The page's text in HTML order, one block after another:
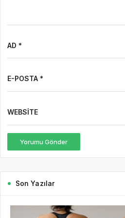
AD *
E-POSTA *
WEBSITE
Yorumu Gönder
Son Yazılar